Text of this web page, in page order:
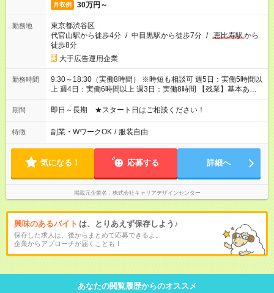
月収例 30万円～
勤務地
東京都渋谷区
代官山駅から徒歩4分 / 中目黒駅から徒歩7分 / 恵比寿駅から
徒歩8分
大手広告運用企業
勤務時間
9:30～18:30（実働8時間） ※時短も相談可 週5日：実働5時間以
上 週4日：実働6時間以上 週3日：実働8時間 【残業】基本あり
ません
期間 即日～長期 ★スタート日はご相談ください！
特徴 副業・WワークOK / 服装自由
気になる！ 応募する 詳細へ
掲載元企業名 株式会社キャリアデザインセンター
興味のあるバイト は、とりあえず保存しよう♪
保存した求人は、後からまとめて応募できるよ。
企業からアプローチが届くことも！
あなたの閲覧履歴からのオススメ